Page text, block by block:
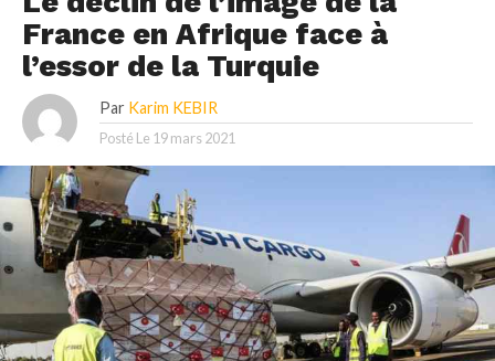
France en Afrique face à
l’essor de la Turquie
Par Karim KEBIR
Posté Le 19 mars 2021